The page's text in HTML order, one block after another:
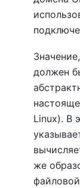
должен
Linux). В
же